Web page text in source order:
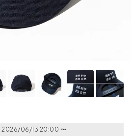
2026/06/13 20:00 〜